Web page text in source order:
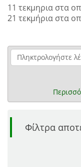
11 τεκμηρια στα
21 τεκμήρια στα
Φίλτρα